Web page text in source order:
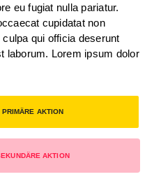
eu fugiat nulla pariatur.
cupidatat non
qui officia deserunt
laborum. Lorem ipsum dolor
PRIMÄRE AKTION
AKTION